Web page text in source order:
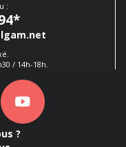
:
*
/ 14h-18h.
?